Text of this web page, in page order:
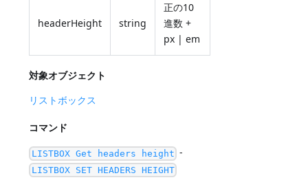
headerHeight string
正の10
進数 +
px | em
対象オブジェクト
リストボックス
コマンド
LISTBOX Get headers height -
LISTBOX SET HEADERS HEIGHT